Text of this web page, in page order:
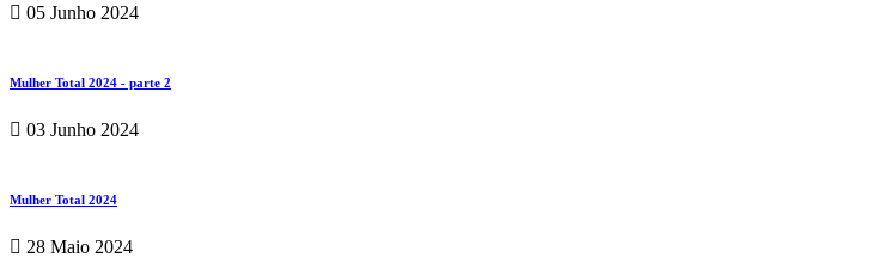
05 Junho 2024
Mulher Total 2024 - parte 2
03 Junho 2024
Mulher Total 2024
28 Maio 2024